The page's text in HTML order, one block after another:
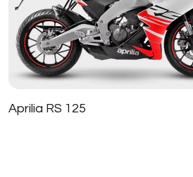
Aprilia RS 125